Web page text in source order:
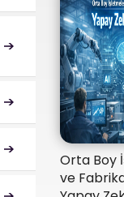
Orta Boy
ve